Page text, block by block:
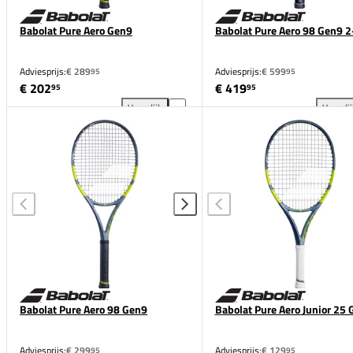
Babolat Pure Aero Gen9
Adviesprijs:€ 28995
€ 20295
Vergelijk
Babolat Pure Aero Gen9 toevoegen aan vergelijking
Babolat Pure Aero 98 Gen9
Adviesprijs:€ 59995
€ 41995
Babolat Pure Aero 98 Gen9
95
Babolat Pure Aero Junior 25
95